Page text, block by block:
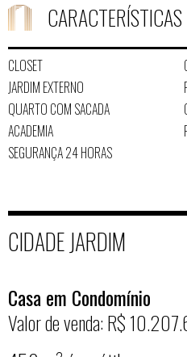
CARACTERÍSTICAS
CLOSET
JARDIM EXTERNO
QUARTO COM SACADA
ACADEMIA
SEGURANÇA 24 HORAS
CIDADE JARDIM
Casa em Condomínio
Valor de venda: R$